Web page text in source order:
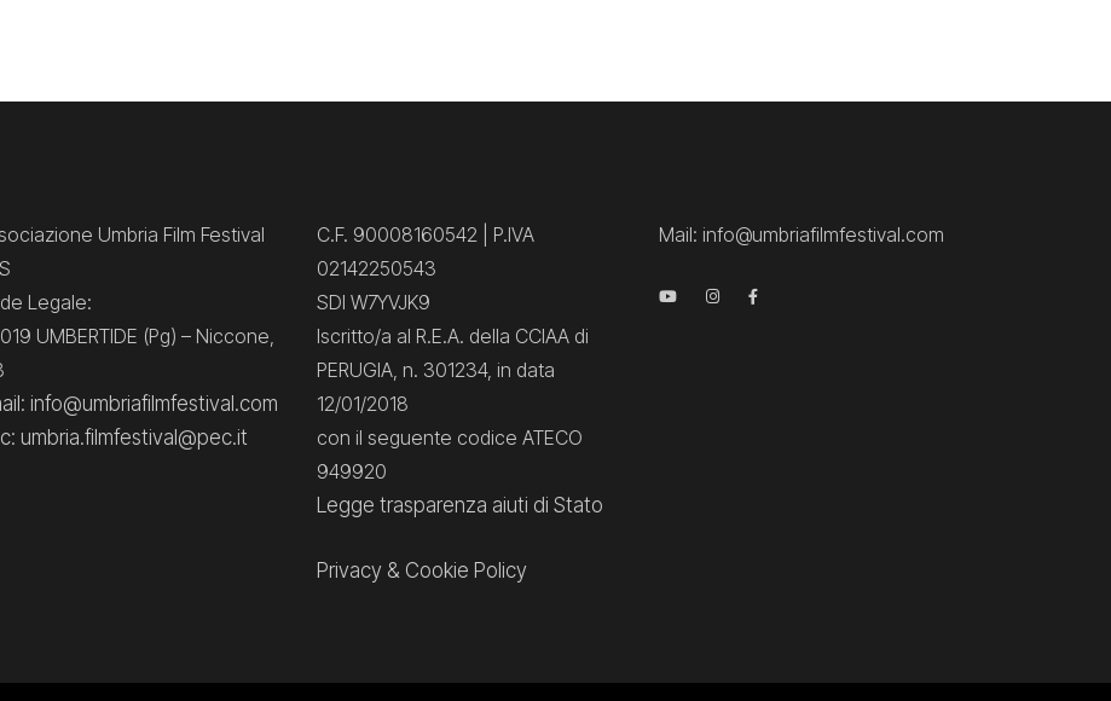
Umbria Film Festival
Legale:
UMBERTIDE (Pg) – Niccone,
info@umbriafilmfestival.com
umbria.filmfestival@pec.it
C.F. 90008160542 | P.IVA
02142250543
SDI W7YVJK9
Iscritto/a al R.E.A. della CCIAA di
PERUGIA, n. 301234, in data
12/01/2018
con il seguente codice ATECO
949920
Legge trasparenza aiuti di Stato
Privacy & Cookie Policy
Mail: info@umbriafilmfestival.com